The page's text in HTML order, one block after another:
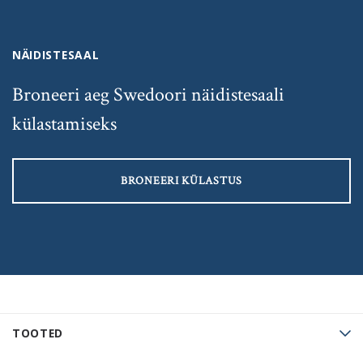
TOOTED
NÄIDISTESAAL
Broneeri aeg Swedoori näidistesaali
külastamiseks
BRONEERI KÜLASTUS